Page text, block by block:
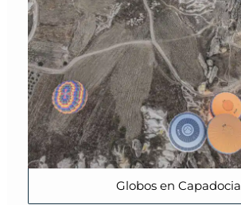
Globos en Capadocia